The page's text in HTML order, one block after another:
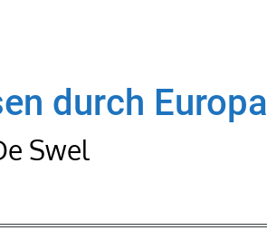
durch Europa
Swel